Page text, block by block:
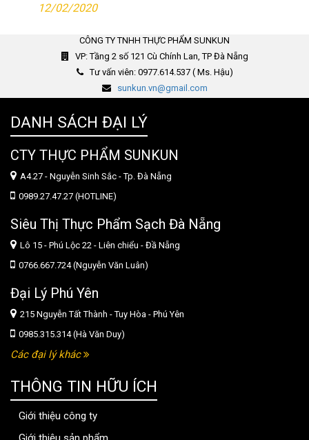
12/02/2020
CÔNG TY TNHH THỰC PHẨM SUNKUN
VP: Tầng 2 số 121 Cù Chính Lan, TP Đà Nẵng
Tư vấn viên: 0977.614.537 ( Ms. Hậu)
sunkun.vn@gmail.com
DANH SÁCH ĐẠI LÝ
CTY THỰC PHẨM SUNKUN
A4.27 - Nguyễn Sinh Sắc - Tp. Đà Nẵng
0989.27.47.27 (HOTLINE)
Siêu Thị Thực Phẩm Sạch Đà Nẵng
Lô 15 - Phú Lộc 22 - Liên chiểu - Đầ Nẵng
0766.667.724 (Nguyễn Văn Luân)
Đại Lý Phú Yên
215 Nguyễn Tất Thành - Tuy Hòa - Phú Yên
0985.315.314 (Hà Văn Duy)
Các đại lý khác
THÔNG TIN HỮU ÍCH
Giới thiệu công ty